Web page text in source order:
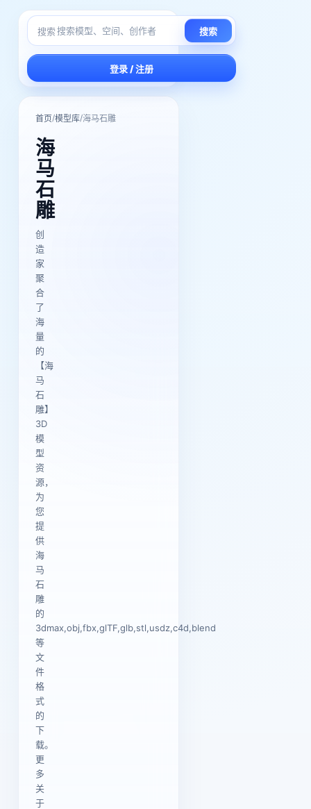
搜索 搜索
登录 / 注册
首页/模型库/海马石雕
海
马
石
雕
创
造
家
聚
合
了
海
量
的
【海
马
石
雕】
3D
模
型
资
源，
为
您
提
供
海
马
石
雕
的
3dmax,obj,fbx,glTF,glb,stl,usdz,c4d,blend
等
文
件
格
式
的
下
载。
更
多
关
于